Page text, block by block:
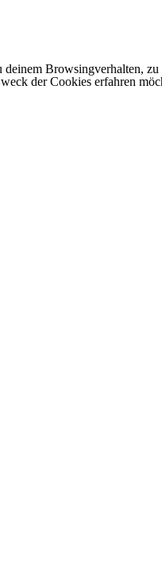
Browsingverhalten,
der Cookies erfahren